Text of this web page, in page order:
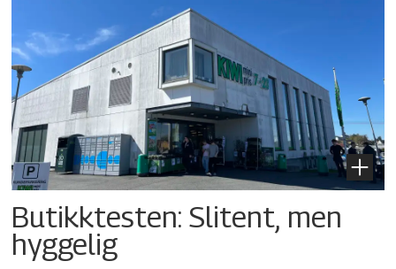
Butikktesten: Slitent, men
hyggelig